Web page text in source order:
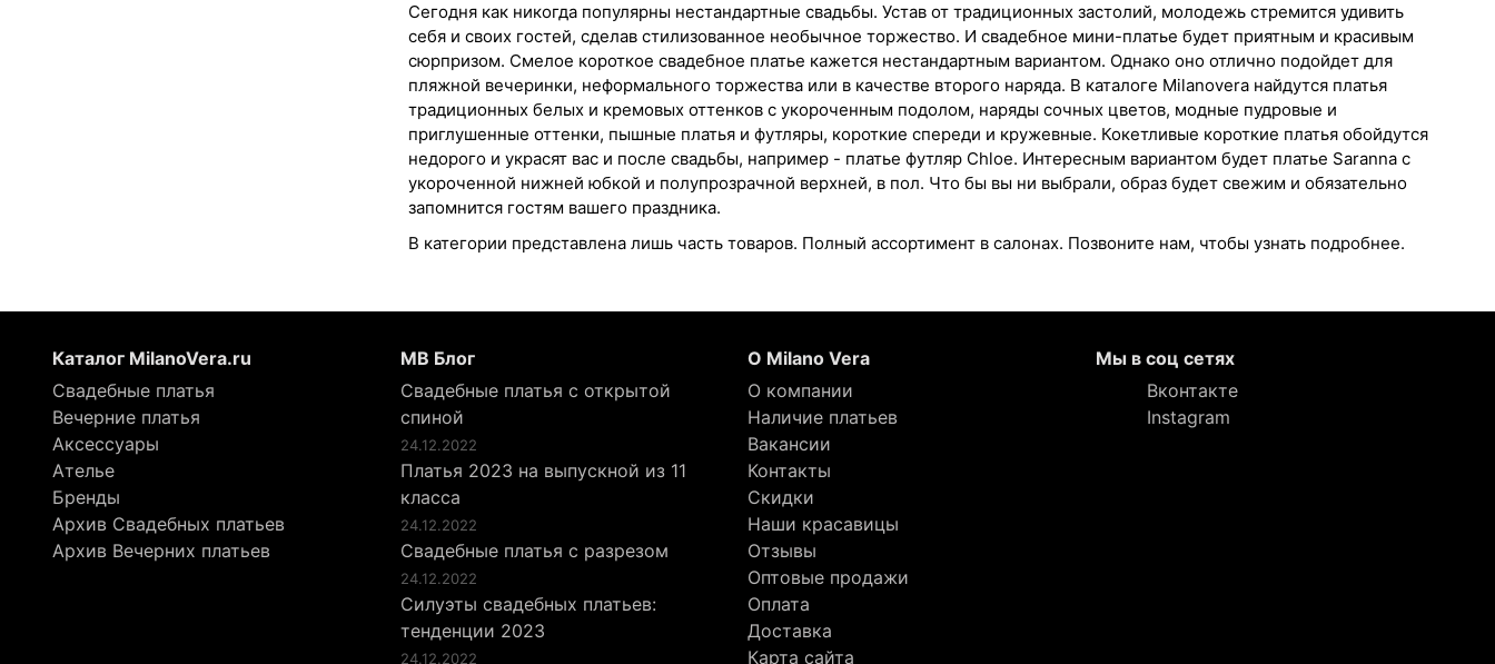
Сегодня как никогда популярны нестандартные свадьбы. Устав от традиционных застолий, молодежь стремится удивить
себя и своих гостей, сделав стилизованное необычное торжество. И свадебное мини-платье будет приятным и красивым
сюрпризом. Смелое короткое свадебное платье кажется нестандартным вариантом. Однако оно отлично подойдет для
пляжной вечеринки, неформального торжества или в качестве второго наряда. В каталоге Milanovera найдутся платья
традиционных белых и кремовых оттенков с укороченным подолом, наряды сочных цветов, модные пудровые и
приглушенные оттенки, пышные платья и футляры, короткие спереди и кружевные. Кокетливые короткие платья обойдутся
недорого и украсят вас и после свадьбы, например - платье футляр Chloe. Интересным вариантом будет платье Saranna с
укороченной нижней юбкой и полупрозрачной верхней, в пол. Что бы вы ни выбрали, образ будет свежим и обязательно
запомнится гостям вашего праздника.
В категории представлена лишь часть товаров. Полный ассортимент в салонах. Позвоните нам, чтобы узнать подробнее.
Каталог MilanoVera.ru
Свадебные платья
Вечерние платья
Аксессуары
Ателье
Бренды
Архив Свадебных платьев
Архив Вечерних платьев
МВ Блог
Свадебные платья с открытой
спиной
24.12.2022
Платья 2023 на выпускной из 11
класса
24.12.2022
Свадебные платья с разрезом
24.12.2022
Силуэты свадебных платьев:
тенденции 2023
24.12.2022
О Milano Vera
О компании
Наличие платьев
Вакансии
Контакты
Скидки
Наши красавицы
Отзывы
Оптовые продажи
Оплата
Доставка
Карта сайта
Мы в соц сетях
Вконтакте
Instagram